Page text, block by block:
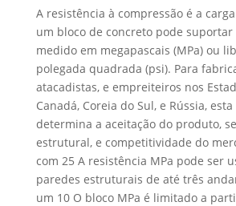
A resistência à compressão é a
um bloco de concreto pode
medido em megapascais (MPa) ou
polegada quadrada (psi). Para
atacadistas, e empreiteiros nos
Canadá, Coreia do Sul, e Rússia,
determina a aceitação do produto,
estrutural, e competitividade do
com 25 A resistência MPa pode ser
paredes estruturais de até três
um 10 O bloco MPa é limitado a